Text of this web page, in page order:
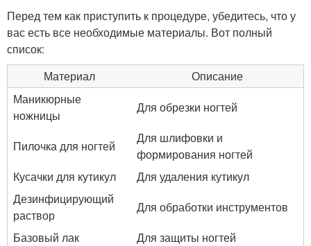
Перед тем как приступить к процедуре, убедитесь, что у
вас есть все необходимые материалы. Вот полный
список:
Материал
Описание
Маникюрные
ножницы
Для обрезки ногтей
Пилочка для ногтей
Для шлифовки и
формирования ногтей
Кусачки для кутикул
Для удаления кутикул
Дезинфицирующий
раствор
Для обработки инструментов
Базовый лак
Для защиты ногтей